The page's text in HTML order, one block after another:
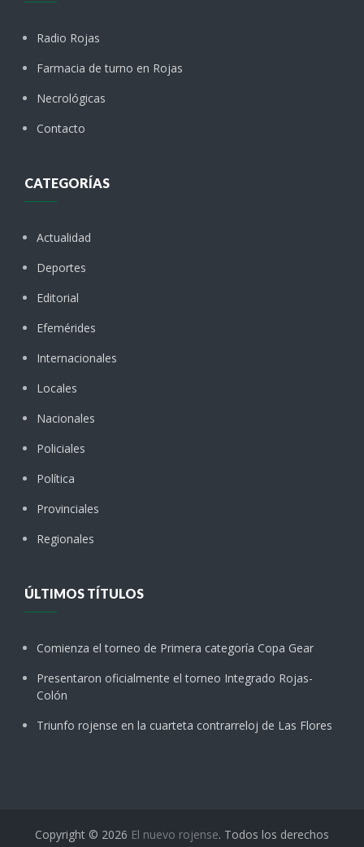
Radio Rojas
Farmacia de turno en Rojas
Necrológicas
Contacto
CATEGORÍAS
Actualidad
Deportes
Editorial
Efemérides
Internacionales
Locales
Nacionales
Policiales
Política
Provinciales
Regionales
ÚLTIMOS TÍTULOS
Comienza el torneo de Primera categoría Copa Gear
Presentaron oficialmente el torneo Integrado Rojas-
Colón
Triunfo rojense en la cuarteta contrarreloj de Las Flores
Copyright © 2026 El nuevo rojense. Todos los derechos